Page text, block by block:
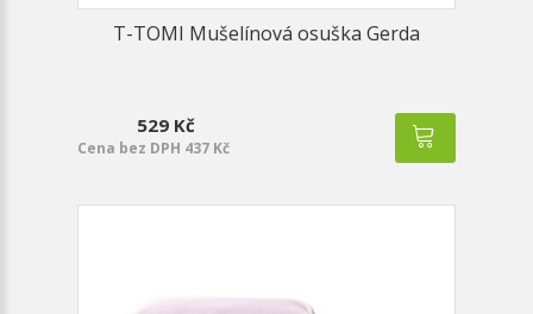
T-TOMI Mušelínová osuška Gerda
529 Kč
Cena bez DPH 437 Kč